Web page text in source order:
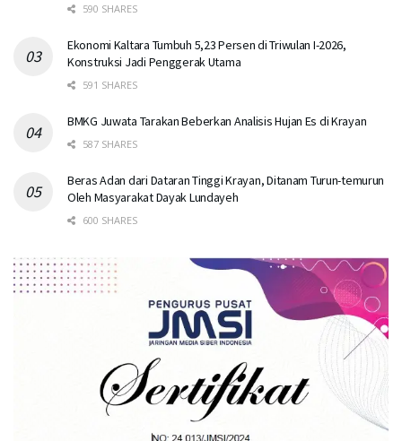
590 SHARES
Ekonomi Kaltara Tumbuh 5,23 Persen di Triwulan I-2026,
Konstruksi Jadi Penggerak Utama
591 SHARES
BMKG Juwata Tarakan Beberkan Analisis Hujan Es di Krayan
587 SHARES
Beras Adan dari Dataran Tinggi Krayan, Ditanam Turun-temurun
Oleh Masyarakat Dayak Lundayeh
600 SHARES